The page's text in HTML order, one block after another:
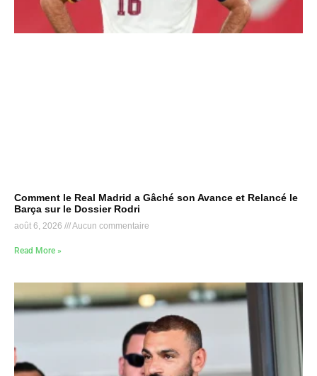
Comment le Real Madrid a Gâché son Avance et Relancé le
Barça sur le Dossier Rodri
août 6, 2026 Aucun commentaire
Read More »